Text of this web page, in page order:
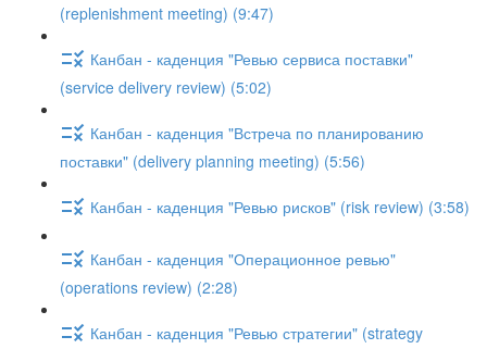
(replenishment meeting) (9:47)
Канбан - каденция "Ревью сервиса поставки"
(service delivery review) (5:02)
Канбан - каденция "Встреча по планированию
поставки" (delivery planning meeting) (5:56)
Канбан - каденция "Ревью рисков" (risk review) (3:58)
Канбан - каденция "Операционное ревью"
(operations review) (2:28)
Канбан - каденция "Ревью стратегии" (strategy